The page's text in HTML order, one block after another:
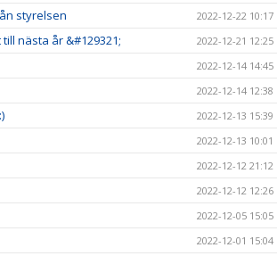
styrelsen 2022-12-22 10:17
nästa år &#129321; 2022-12-21 12:25
2022-12-14 14:45
2022-12-14 12:38
2022-12-13 15:39
2022-12-13 10:01
2022-12-12 21:12
2022-12-12 12:26
2022-12-05 15:05
2022-12-01 15:04